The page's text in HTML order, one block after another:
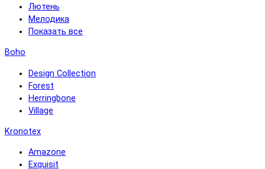
Лютень
Мелодика
Показать все
Boho
Design Collection
Forest
Herringbone
Village
Kronotex
Amazone
Exquisit